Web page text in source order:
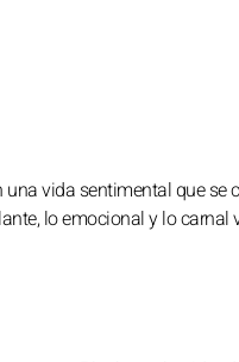
una vida sentimental que se
lo emocional y lo carnal